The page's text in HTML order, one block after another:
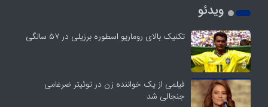
ویدئو
تکنیک بالای روماریو اسطوره برزیلی در ۵۷ سالگی
فیلمی از یک خواننده زن در توئیتر ضرغامی
جنجالی شد